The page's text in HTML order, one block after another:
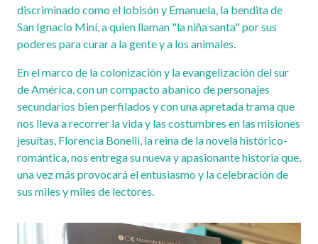
discriminado como el lobisón y Emanuela, la bendita de
San Ignacio Miní, a quien llaman "la niña santa" por sus
poderes para curar a la gente y a los animales.
En el marco de la colonización y la evangelización del sur
de América, con un compacto abanico de personajes
secundarios bien perfilados y con una apretada trama que
nos lleva a recorrer la vida y las costumbres en las misiones
jesuítas, Florencia Bonelli, la reina de la novela histórico-
romántica, nos entrega su nueva y apasionante historia que,
una vez más provocará el entusiasmo y la celebración de
sus miles y miles de lectores.